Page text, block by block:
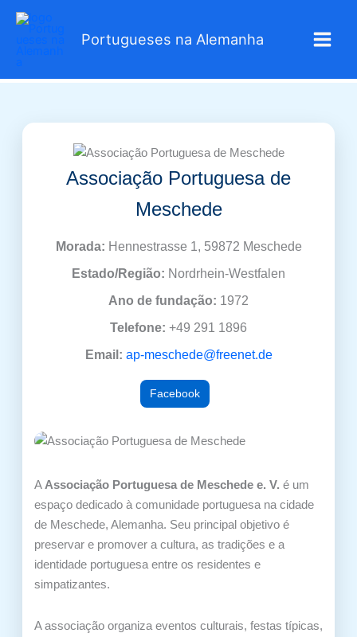
Skip
Portugueses na Alemanha
Associação Portuguesa de
Meschede
Morada: Hennestrasse 1, 59872 Meschede
Estado/Região: Nordrhein-Westfalen
Ano de fundação: 1972
Telefone: +49 291 1896
Email: ap-meschede@freenet.de
Facebook
A Associação Portuguesa de Meschede e. V. é um
espaço dedicado à comunidade portuguesa na cidade
de Meschede, Alemanha. Seu principal objetivo é
preservar e promover a cultura, as tradições e a
identidade portuguesa entre os residentes e
simpatizantes.
A associação organiza eventos culturais, festas típicas,